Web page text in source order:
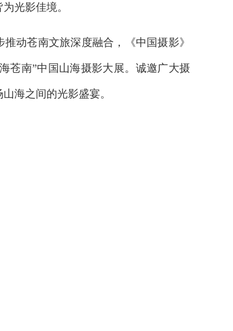
光影佳境。
动苍南文旅深度融合，《中国摄影》
苍南”中国山海摄影大展。诚邀广大摄
海之间的光影盛宴。